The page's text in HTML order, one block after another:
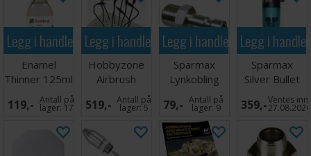
Legg i handlekurven
Enamel
Thinner 125ml
119,- Antall på
lager: 17
Legg i handlekurven
Hobbyzone
Airbrush
Painting Clips
Holde
519,- Antall på
lager:5
Legg i handlekurven
Sparmax
Lynkobling
HAN 1/4 PS
79,- Antall på
lager:9
Legg i
Sparmax
Silver Bullet
MAC
359,-Ventes inn
27.08.2026